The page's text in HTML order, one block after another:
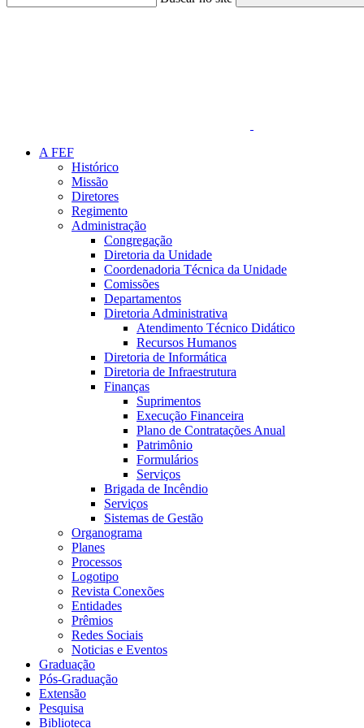
A FEF
Histórico
Missão
Diretores
Regimento
Administração
Congregação
Diretoria da Unidade
Coordenadoria Técnica da Unidade
Comissões
Departamentos
Diretoria Administrativa
Atendimento Técnico Didático
Recursos Humanos
Diretoria de Informática
Diretoria de Infraestrutura
Finanças
Suprimentos
Execução Financeira
Plano de Contratações Anual
Patrimônio
Formulários
Serviços
Brigada de Incêndio
Serviços
Sistemas de Gestão
Organograma
Planes
Processos
Logotipo
Revista Conexões
Entidades
Prêmios
Redes Sociais
Noticias e Eventos
Graduação
Pós-Graduação
Extensão
Pesquisa
Biblioteca